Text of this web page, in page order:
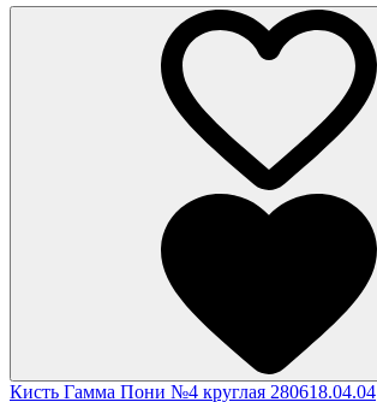
Кисть Гамма Пони №4 круглая 280618.04.04